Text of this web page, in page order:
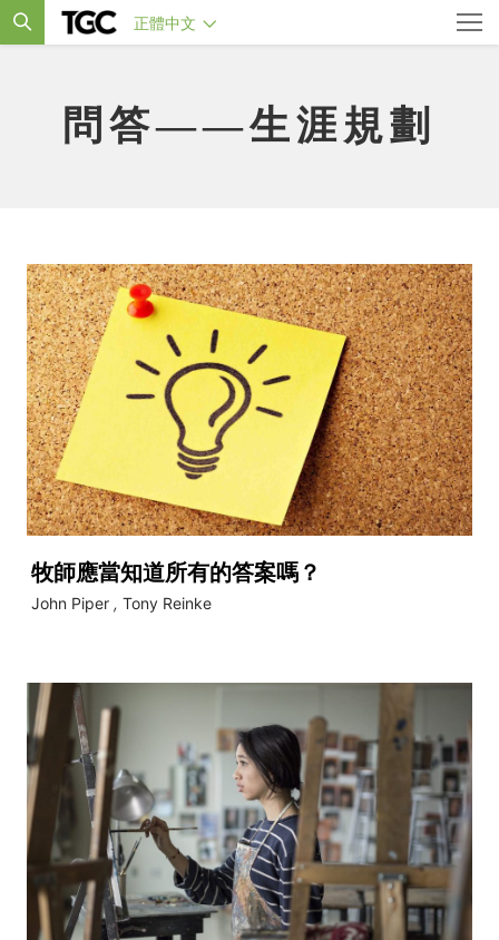
正體中文
問答——生涯規劃
牧師應當知道所有的答案嗎？
John Piper , Tony Reinke